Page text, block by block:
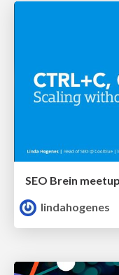
lindahogenes